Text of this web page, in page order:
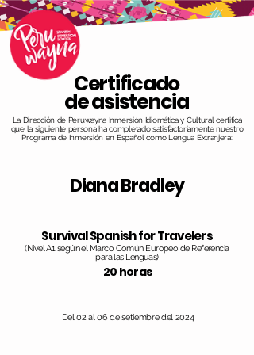
Certificado
de asistencia
La Dirección de Peruwayna Inmersión Idiomática y Cultural certifica
que la siguiente persona ha completado satisfactoriamente nuestro
Programa de Inmersión en Español como Lengua Extranjera:
Diana Bradley
Survival Spanish for Travelers
(Nivel A1 según el Marco Común Europeo de Referencia
para las Lenguas)
20 horas
Del 02 al 06 de setiembre del 2024